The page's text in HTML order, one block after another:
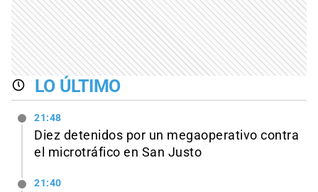
LO ÚLTIMO
21:48
Diez detenidos por un megaoperativo contra
el microtráfico en San Justo
21:40